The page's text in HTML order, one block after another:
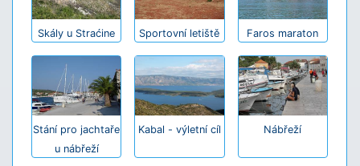
Skály u Straćine Sportovní letiště Faros maraton
Stání pro jachtaře
u nábřeží
Kabal - výletní cíl Nábřeží